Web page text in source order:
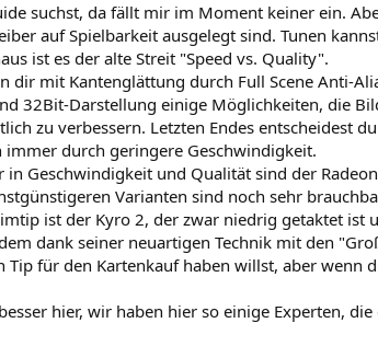
suchst, da fällt mir im Moment keiner ein.
auf Spielbarkeit ausgelegt sind. Tunen
ist es der alte Streit "Speed vs. Quality".
dir mit Kantenglättung durch Full Scene Anti-
32Bit-Darstellung einige Möglichkeiten, die
zu verbessern. Letzten Endes entscheidest
durch geringere Geschwindigkeit.
in Geschwindigkeit und Qualität sind der
Varianten sind noch sehr
ist der Kyro 2, der zwar niedrig getaktet ist
dank seiner neuartigen Technik mit den
Tip für den Kartenkauf haben willst, aber wenn
hier, wir haben hier so einige Experten,